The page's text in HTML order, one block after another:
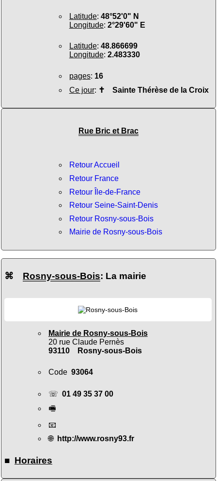
Latitude: 48°52'0" N
Longitude: 2°29'60" E
Latitude: 48.866699
Longitude: 2.483330
pages: 16
Ce jour: ✝ Sainte Thérèse de la Croix
Rue Bric et Brac
Retour Accueil
Retour France
Retour Île-de-France
Retour Seine-Saint-Denis
Retour Rosny-sous-Bois
Mairie de Rosny-sous-Bois
⌘ Rosny-sous-Bois: La mairie
Mairie de Rosny-sous-Bois
20 rue Claude Pernès
93110 Rosny-sous-Bois
Code 93064
☏ 01 49 35 37 00
🖷
📧
🌐 http://www.rosny93.fr
■ Horaires